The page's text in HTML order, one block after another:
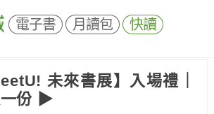
電子書 月讀包 快讀
未來書展】入場禮｜
一份 ▶